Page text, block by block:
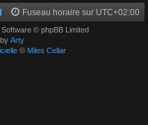
Fuseau horaire sur UTC+02:00
© phpBB Limited
Arty
© Miles Cellar